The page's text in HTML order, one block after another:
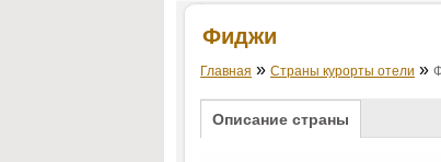
Фиджи
Главная » Страны курорты отели »
Описание страны